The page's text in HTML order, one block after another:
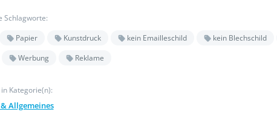
Schlagworte:
Papier Kunstdruck kein Emailleschild kein Blechschild
Werbung Reklame
Kategorie(n):
Allgemeines